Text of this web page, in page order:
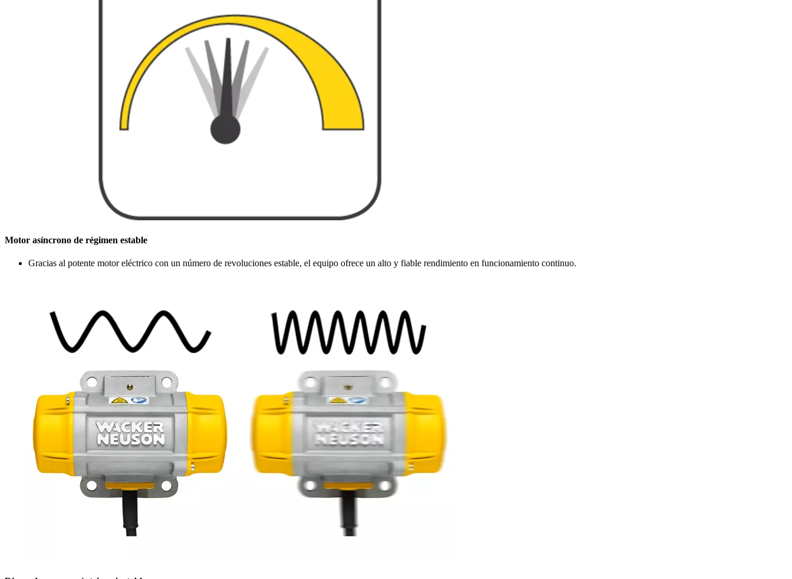
Motor asíncrono de régimen estable
Gracias al potente motor eléctrico con un número de revoluciones estable, el equipo ofrece un alto y fiable rendimiento en funcionamiento continuo.